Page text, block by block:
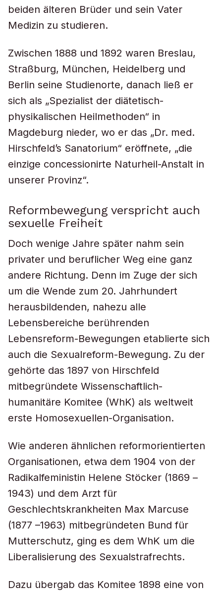
beiden älteren Brüder und sein Vater
Medizin zu studieren.
Zwischen 1888 und 1892 waren Breslau,
Straßburg, München, Heidelberg und
Berlin seine Studienorte, danach ließ er
sich als „Spezialist der diätetisch-
physikalischen Heilmethoden“ in
Magdeburg nieder, wo er das „Dr. med.
Hirschfeld’s Sanatorium“ eröffnete, „die
einzige concessionirte Naturheil-Anstalt in
unserer Provinz“.
Reformbewegung verspricht auch
sexuelle Freiheit
Doch wenige Jahre später nahm sein
privater und beruflicher Weg eine ganz
andere Richtung. Denn im Zuge der sich
um die Wende zum 20. Jahrhundert
herausbildenden, nahezu alle
Lebensbereiche berührenden
Lebensreform-Bewegungen etablierte sich
auch die Sexualreform-Bewegung. Zu der
gehörte das 1897 von Hirschfeld
mitbegründete Wissenschaftlich-
humanitäre Komitee (WhK) als weltweit
erste Homosexuellen-Organisation.
Wie anderen ähnlichen reformorientierten
Organisationen, etwa dem 1904 von der
Radikalfeministin Helene Stöcker (1869 –
1943) und dem Arzt für
Geschlechtskrankheiten Max Marcuse
(1877 –1963) mitbegründeten Bund für
Mutterschutz, ging es dem WhK um die
Liberalisierung des Sexualstrafrechts.
Dazu übergab das Komitee 1898 eine von